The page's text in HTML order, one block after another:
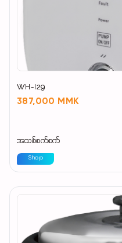
WH-I29
387,000 MMK
အသစ်စက်စက်
Shop